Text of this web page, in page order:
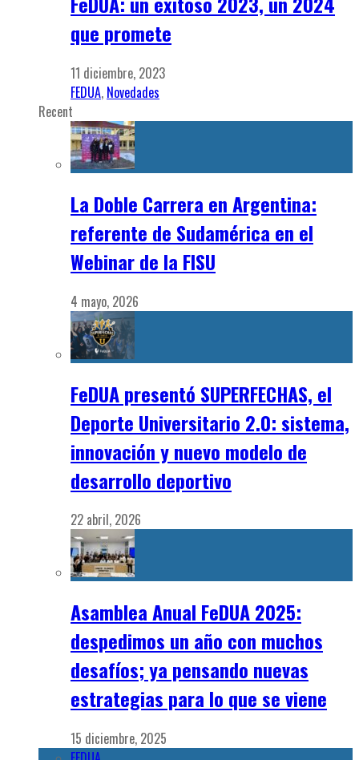
que promete
11 diciembre, 2023
FEDUA, Novedades
Recent
La Doble Carrera en Argentina:
referente de Sudamérica en el
Webinar de la FISU
4 mayo, 2026
FeDUA presentó SUPERFECHAS, el
Deporte Universitario 2.0: sistema,
innovación y nuevo modelo de
desarrollo deportivo
22 abril, 2026
Asamblea Anual FeDUA 2025:
despedimos un año con muchos
desafíos; ya pensando nuevas
estrategias para lo que se viene
15 diciembre, 2025